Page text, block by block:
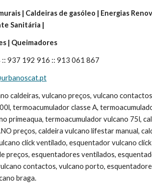
| Caldeiras de gasóleo | Energias
Sanitária |
| Queimadores
937 192 916 :: 913 061 867
caldeiras, vulcano preços, vulcano
termoacumulador classe A,
primeaqua, termoacumulador vulcano 75l,
preços, caldeira vulcano lifestar manual,
click ventilado, esquentador vulcano
esquentadores ventilados,
contactos, vulcano porto,
braga.